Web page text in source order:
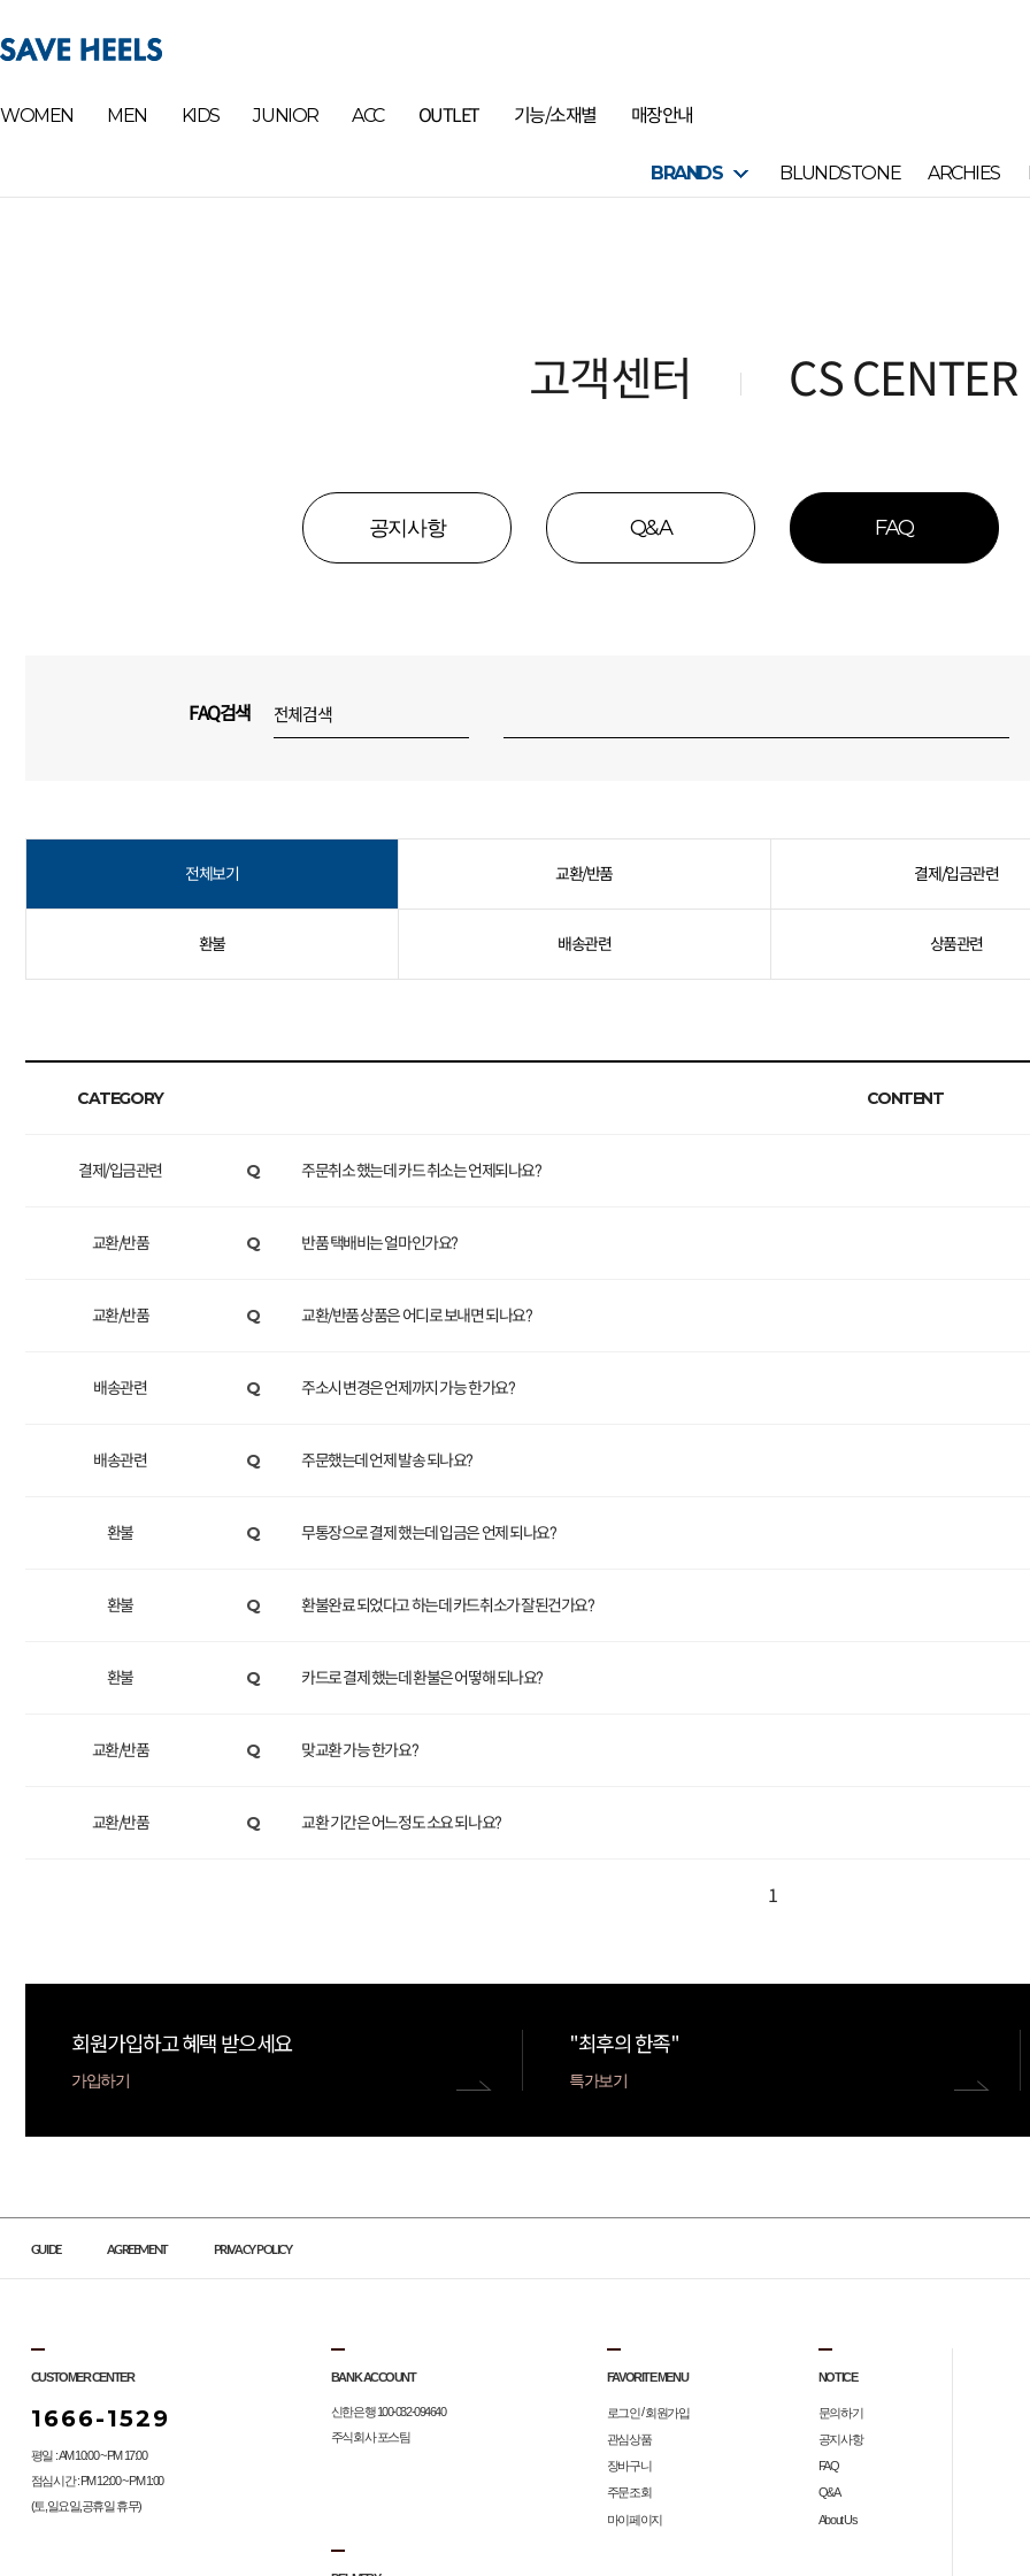
WOMEN MEN KIDS JUNIOR ACC OUTLET 기능/소재별 매장안내
BRANDS BLUNDSTONE ARCHIES
고객센터 CS CENTER
공지사항 Q&A FAQ
FAQ검색
전체보기 교환/반품 결제/입금관련
환불 배송관련 상품관련
CATEGORY CONTENT
결제/입금관련 Q 주문취소 했는데 카드 취소는 언제되나요?
교환/반품 Q 반품 택배비는 얼마인가요?
교환/반품 Q 교환/반품 상품은 어디로 보내면 되나요?
배송관련 Q 주소시 변경은 언제까지 가능 한가요?
배송관련 Q 주문했는데 언제 발송 되나요?
환불 Q 무통장으로 결제 했는데 입금은 언제 되나요?
환불 Q 환불완료 되었다고 하는데 카드취소가 잘된건가요?
환불 Q 카드로 결제 했는데 환불은 어떻해 되나요?
교환/반품 Q 맞교환 가능 한가요?
교환/반품 Q 교환 기간은 어느정도 소요 되나요?
1
회원가입하고 혜택 받으세요
가입하기
"최후의 한족"
특가보기
GUIDE AGREEMENT PRIVACY POLICY
CUSTOMER CENTER
1666-1529
평일 : AM 10:00 ~ PM 17:00
점심시간 : PM 12:00 ~ PM 1:00
(토,일요일,공휴일 휴무)
BANK ACCOUNT
신한은행 100-032-094640
주식회사 포스팀
FAVORITE MENU
로그인 /회원가입
관심상품
장바구니
주문조회
마이페이지
NOTICE
문의하기
공지사항
FAQ
Q&A
About Us